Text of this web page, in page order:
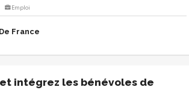
Emploi
France
intégrez les bénévoles de